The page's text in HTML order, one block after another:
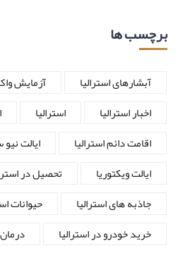
برچسب ها
آبشارهای استرالیا
آزمایش
اخبار استرالیا
استرالیا
اقامت دائم استرالیا
ایالت نیو
ایالت ویکتوریا
تحصیل در
جاذبه های استرالیا
حیوانات
خرید خودرو در استرالیا